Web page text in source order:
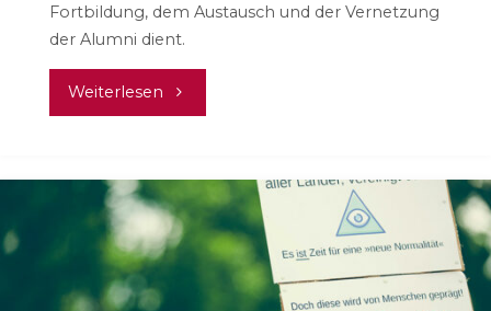
Fortbildung, dem Austausch und der Vernetzung
der Alumni dient.
Weiterlesen "Alumni-
#mepps
2020"